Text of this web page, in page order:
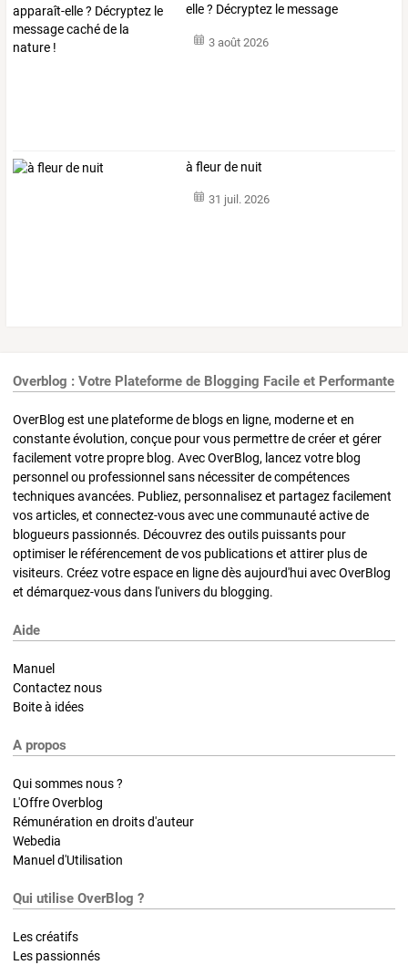
elle? Décryptez le message
3 août 2026
à fleur de nuit
31 juil. 2026
Overblog : Votre Plateforme de Blogging Facile et Performante
OverBlog est une plateforme de blogs en ligne, moderne et en
constante évolution, conçue pour vous permettre de créer et gérer
facilement votre propre blog. Avec OverBlog, lancez votre blog
personnel ou professionnel sans nécessiter de compétences
techniques avancées. Publiez, personnalisez et partagez facilement
vos articles, et connectez-vous avec une communauté active de
blogueurs passionnés. Découvrez des outils puissants pour
optimiser le référencement de vos publications et attirer plus de
visiteurs. Créez votre espace en ligne dès aujourd'hui avec OverBlog
et démarquez-vous dans l'univers du blogging.
Aide
Manuel
Contactez nous
Boite à idées
A propos
Qui sommes nous ?
L'Offre Overblog
Rémunération en droits d'auteur
Webedia
Manuel d'Utilisation
Qui utilise OverBlog ?
Les créatifs
Les passionnés